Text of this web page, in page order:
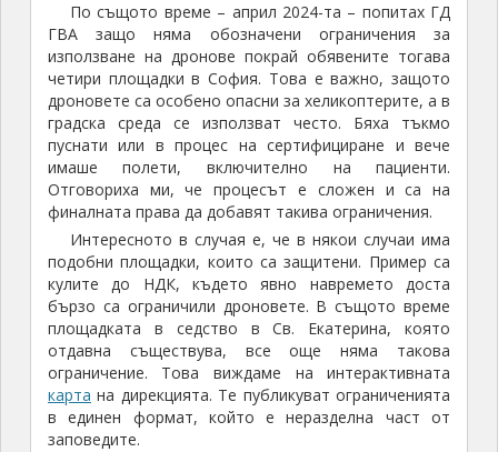
По същото време – април 2024-та – попитах ГД
ГВА защо няма обозначени ограничения за
използване на дронове покрай обявените тогава
четири площадки в София. Това е важно, защото
дроновете са особено опасни за хеликоптерите, а в
градска среда се използват често. Бяха тъкмо
пуснати или в процес на сертифициране и вече
имаше полети, включително на пациенти.
Отговориха ми, че процесът е сложен и са на
финалната права да добавят такива ограничения.
Интересното в случая е, че в някои случаи има
подобни площадки, които са защитени. Пример са
кулите до НДК, където явно навремето доста
бързо са ограничили дроновете. В същото време
площадката в седство в Св. Екатерина, която
отдавна съществува, все още няма такова
ограничение. Това виждаме на интерактивната
карта на дирекцията. Те публикуват ограниченията
в единен формат, който е неразделна част от
заповедите.